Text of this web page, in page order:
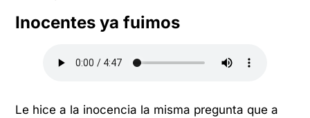
Inocentes ya fuimos
Le hice a la inocencia la misma pregunta que a